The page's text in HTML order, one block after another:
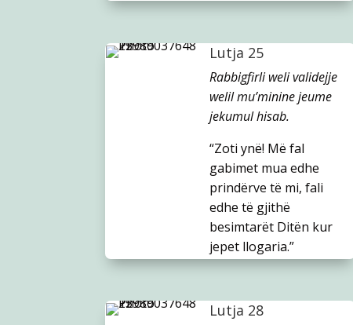
Lutja 25
Rabbigfirli weli validejje
welil mu’minine jeume
jekumul hisab.
“Zoti ynë! Më fal
gabimet mua edhe
prindërve të mi, fali
edhe të gjithë
besimtarët Ditën kur
jepet llogaria.”
Lutja 28